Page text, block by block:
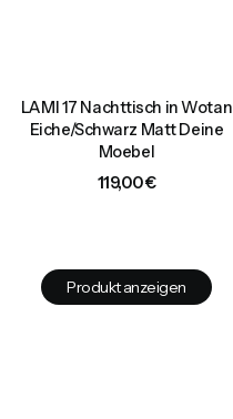
LAMI 17 Nachttisch in Wotan
Eiche/Schwarz Matt Deine
Moebel
Preis
119,00 €
Produkt anzeigen